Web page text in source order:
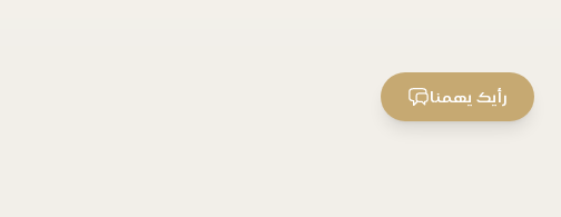
رأيك يهمنا